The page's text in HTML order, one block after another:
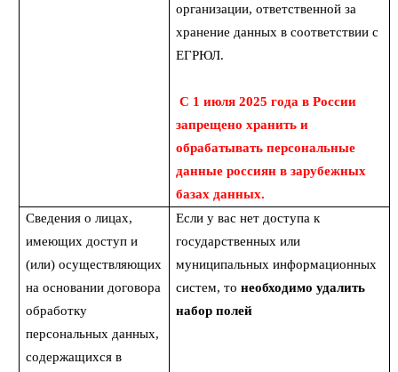
организации, ответственной за
хранение данных в соответствии с
ЕГРЮЛ.
С 1 июля 2025 года в России
запрещено хранить и
обрабатывать персональные
данные россиян в зарубежных
базах данных.
Сведения о лицах,
имеющих доступ и
(или) осуществляющих
на основании договора
обработку
персональных данных,
содержащихся в
Если у вас нет доступа к
государственных или
муниципальных информационных
систем, тонеобходимо удалить
набор полей